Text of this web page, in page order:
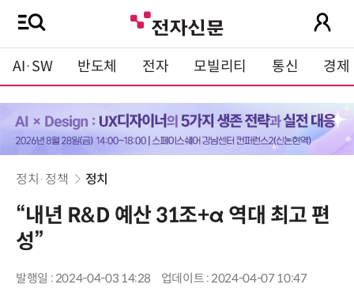
AI·SW 반도체 전자 모빌리티 통신 경제
정치·정책 정치
“내년 R&D 예산 31조+α 역대 최고 편
성”
발행일 : 2024-04-03 14:28
업데이트 : 2024-04-07 10:47